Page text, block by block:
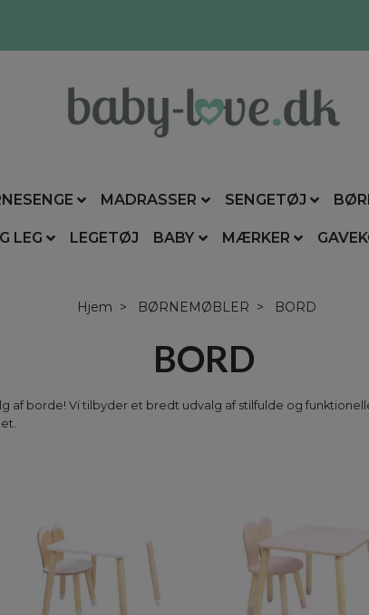
MADRASSER SENGETØJ
LEG LEGETØJ BABY MÆRKER
Hjem BØRNEMØBLER BORD
BORD
af borde! Vi tilbyder et bredt udvalg af stilfulde og